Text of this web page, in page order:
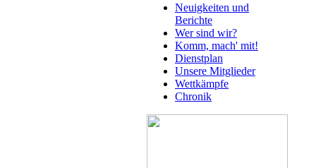
Neuigkeiten und
Berichte
Wer sind wir?
Komm, mach' mit!
Dienstplan
Unsere Mitglieder
Wettkämpfe
Chronik